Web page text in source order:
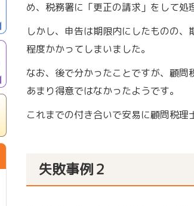
め、税務署に「更正の請求」をして処
しかし、申告は期限内にしたものの
程度かかってしまいました。
なお、後で分かったことですが、顧
あまり得意ではなかったようです。
これまでの付き合いで安易に顧問税
失敗事例２